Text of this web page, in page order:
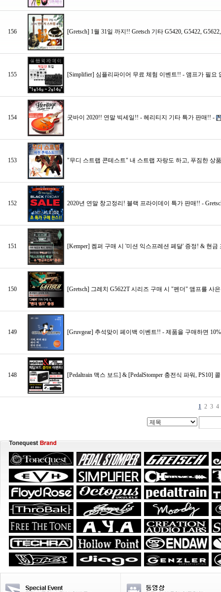
156 [Gretsch] 1월 31일 까지!! Gretsch 기타 G5420, G5422,
155 [Simplifier] 심플리파이어 무료 체험 이벤트!! - 앰프가 필
154 굿바이 2020!! 연말 빅세일!! - 헤리티지 기타 특가 판매!! -
153 "무디 스트랩 콘테스트" 내 스트랩 자랑도 하고, 푸짐한 상
152 2020년 연말 창고정리! 블랙 프라이데이 특가 판매!! -
151 [Kemper] 켐퍼 구매 시 '미션 익스프레션 페달' 증정! & 현금
150 [Gretsch] 그레치 G5622T 시리즈 구매 시 "펜더" 앰프를 사
149 [Gruvgear] 추석맞이 페이백 이벤트!! - 제품을 구매하면
148 [Pedaltrain 맥스 보드] & [PedalStomper 충전식 파워,
1 2 3 4